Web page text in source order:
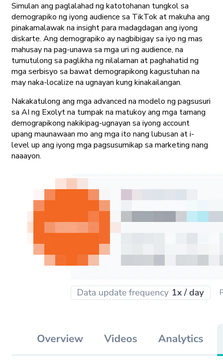
Simulan ang paglalahad ng katotohanan tungkol sa
demograpiko ng iyong audience sa TikTok at makuha ang
pinakamalawak na insight para madagdagan ang iyong
diskarte. Ang demograpiko ay nagbibigay sa iyo ng mas
mahusay na pag-unawa sa mga uri ng audience, na
tumutulong sa paglikha ng nilalaman at paghahatid ng
mga serbisyo sa bawat demograpikong kagustuhan na
may naka-localize na ugnayan kung kinakailangan.
Nakakatulong ang mga advanced na modelo ng pagsusuri
sa AI ng Exolyt na tumpak na matukoy ang mga tamang
demograpikong nakikipag-ugnayan sa iyong account
upang maunawaan mo ang mga ito nang lubusan at i-
level up ang iyong mga pagsusumikap sa marketing nang
naaayon.